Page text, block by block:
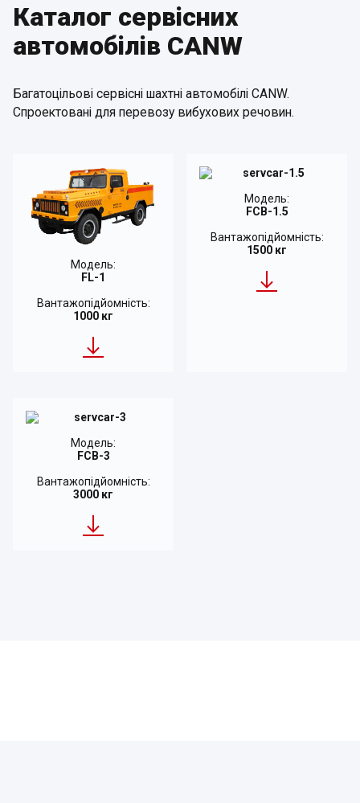
Каталог сервісних
автомобілів CANW
Багатоцільові сервісні шахтні автомобілі CANW.
Спроектовані для перевозу вибухових речовин.
Модель:
FL-1
Вантажопідйомність:
1000 кг
Модель:
FCB-1.5
Вантажопідйомність:
1500 кг
Модель:
FCB-3
Вантажопідйомність:
3000 кг